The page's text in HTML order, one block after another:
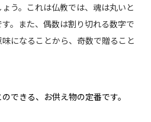
う。これは仏教では、魂は丸いと
。また、偶数は割り切れる数字で
になることから、奇数で贈ること
できる、お供え物の定番です。